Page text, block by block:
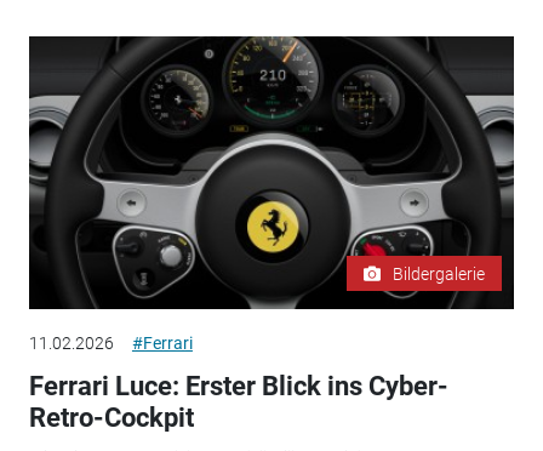
Bildergalerie
11.02.2026 #Ferrari
Ferrari Luce: Erster Blick ins Cyber-
Retro-Cockpit